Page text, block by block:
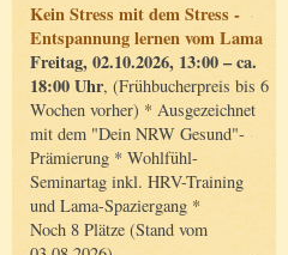
Kein Stress mit dem Stress -
Entspannung lernen vom Lama
Freitag, 02.10.2026, 13:00 – ca.
18:00 Uhr, (Frühbucherpreis bis 6
Wochen vorher) * Ausgezeichnet
mit dem "Dein NRW Gesund"-
Prämierung * Wohlfühl-
Seminartag inkl. HRV-Training
und Lama-Spaziergang *
Noch 8 Plätze (Stand vom